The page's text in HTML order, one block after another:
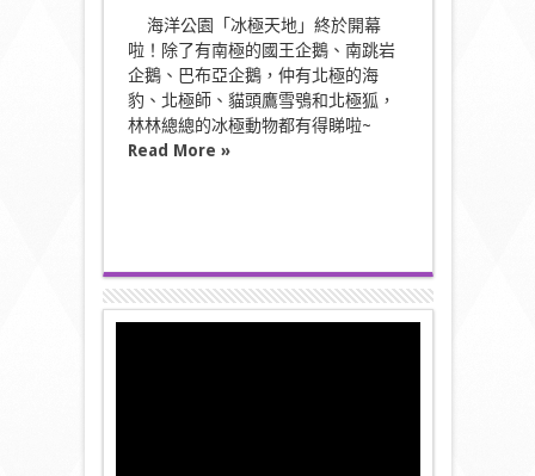
海洋公園「冰極天地」終於開幕
啦！除了有南極的國王企鵝、南跳岩
企鵝、巴布亞企鵝，仲有北極的海
豹、北極師、貓頭鷹雪鴞和北極狐，
林林總總的冰極動物都有得睇啦~
Read More »